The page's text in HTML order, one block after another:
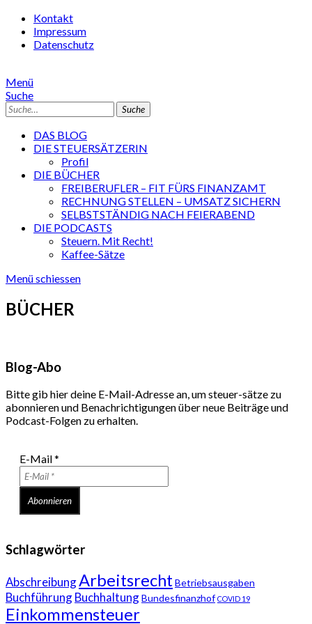
Kontakt
Impressum
Datenschutz
Menü
Suche
Suche
DAS BLOG
DIE STEUERSÄTZERIN
Profil
DIE BÜCHER
FREIBERUFLER – FIT FÜRS FINANZAMT
RECHNUNG STELLEN – UMSATZ SICHERN
SELBSTSTÄNDIG NACH FEIERABEND
DIE PODCASTS
Steuern. Mit Recht!
Kaffee-Sätze
Menü schiessen
BÜCHER
Blog-Abo
Bitte gib hier deine E-Mail-Adresse an, um steuer-sätze zu
abonnieren und Benachrichtigungen über neue Beiträge und
Podcast-Folgen zu erhalten.
E-Mail*
Schlagwörter
AbschreibungArbeitsrechtBetriebsausgaben
BuchführungBuchhaltungBundesfinanzhof COVID 19
Einkommensteuer